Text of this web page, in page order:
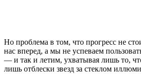
Но проблема в том, что прогресс не
нас вперед, а мы не успеваем
— и так и летим, ухватывая лишь то,
лишь отблески звезд за стеклом